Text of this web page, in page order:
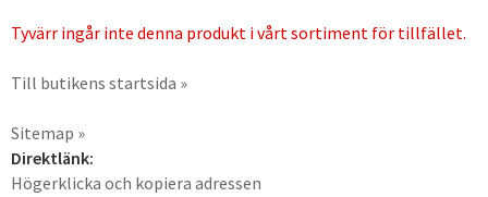
Tyvärr ingår inte denna produkt i vårt sortiment för tillfället.
Till butikens startsida »
Sitemap »
Direktlänk:
Högerklicka och kopiera adressen